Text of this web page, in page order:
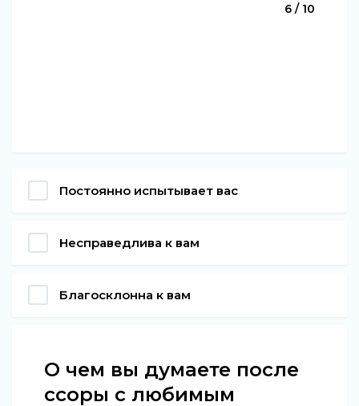
6 / 10
Постоянно испытывает вас
Несправедлива к вам
Благосклонна к вам
О чем вы думаете после
ссоры с любимым